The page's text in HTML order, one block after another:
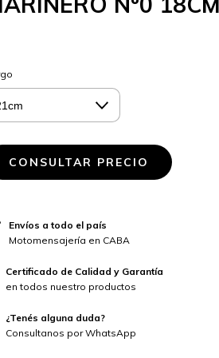
Envíos a todo el país
Motomensajería en CABA
Certificado de Calidad y Garantía
en todos nuestro productos
¿Tenés alguna duda?
Consultanos por WhatsApp